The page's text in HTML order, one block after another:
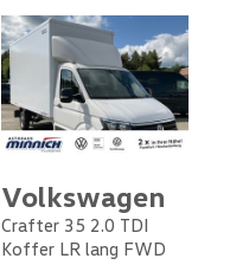
Volkswagen
Crafter 35 2.0 TDI
Koffer LR lang FWD